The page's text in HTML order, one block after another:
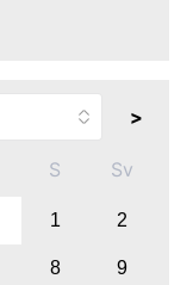
>
S Sv
1 2
8 9